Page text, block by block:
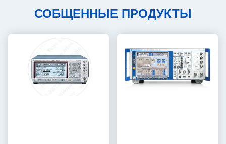
СОБЩЕННЫЕ ПРОДУКТЫ